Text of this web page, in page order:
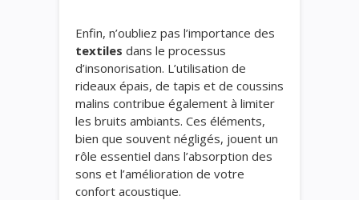
Enfin, n’oubliez pas l’importance des
textiles dans le processus
d’insonorisation. L’utilisation de
rideaux épais, de tapis et de coussins
malins contribue également à limiter
les bruits ambiants. Ces éléments,
bien que souvent négligés, jouent un
rôle essentiel dans l’absorption des
sons et l’amélioration de votre
confort acoustique.